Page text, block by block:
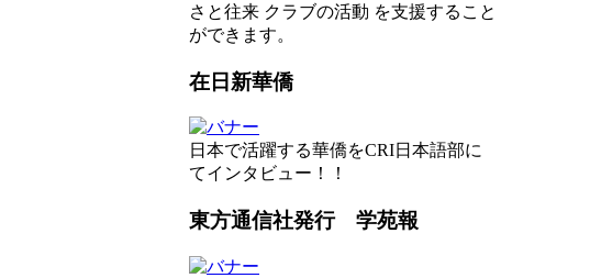
さと往来 クラブの活動 を支援すること
ができます。
在日新華僑
日本で活躍する華僑をCRI日本語部に
てインタビュー！！
東方通信社発行 学苑報